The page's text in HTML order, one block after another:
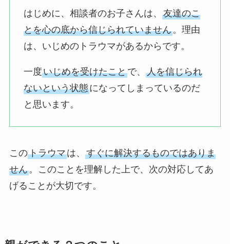
はじめに、相談者のお子さんは、 友達のこ
とを心の底から信じられていません。理由
は、いじめのトラウマがあるからです。
一度いじめを受けたことで、 人を信じられ
ないという状態になってしまっているのだ
と思います。
このトラウマは、 すぐに解決するものではありま
せん。このことを理解した上で、次の対応してあ
げることが大切です。